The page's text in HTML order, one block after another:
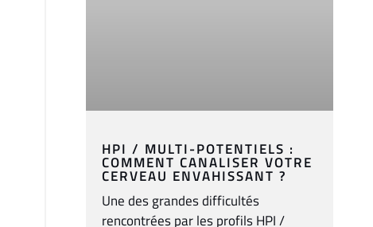
HPI / MULTI-POTENTIELS :
COMMENT CANALISER VOTRE
CERVEAU ENVAHISSANT ?
Une des grandes difficultés
rencontrées par les profils HPI /